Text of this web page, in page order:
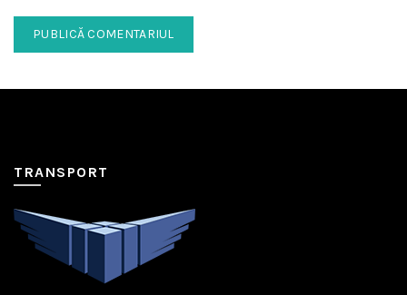
TRANSPORT